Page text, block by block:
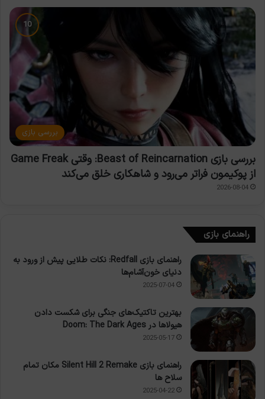
بررسی بازی
بررسی بازی Beast of Reincarnation: وقتی Game Freak
از پوکیمون فراتر می‌رود و شاهکاری خلق می‌کند
2026-08-04
راهنمای بازی
راهنمای بازی Redfall: نکات طلایی پیش از ورود به
دنیای خون‌آشام‌ها
2025-07-04
بهترین تاکتیک‌های جنگی برای شکست دادن
هیولاها در Doom: The Dark Ages
2025-05-17
راهنمای بازی Silent Hill 2 Remake مکان تمام
سلاح ها
2025-04-22